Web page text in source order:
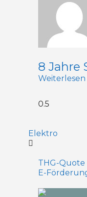
8 Jahre
Weiterlesen
Elektro
THG-Quote
E-